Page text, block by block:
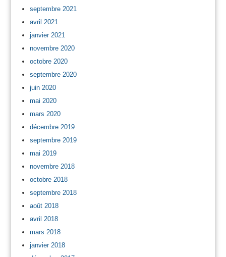
septembre 2021
avril 2021
janvier 2021
novembre 2020
octobre 2020
septembre 2020
juin 2020
mai 2020
mars 2020
décembre 2019
septembre 2019
mai 2019
novembre 2018
octobre 2018
septembre 2018
août 2018
avril 2018
mars 2018
janvier 2018